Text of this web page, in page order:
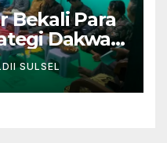
Bekali Para
Dakwah
untuk
SULSEL